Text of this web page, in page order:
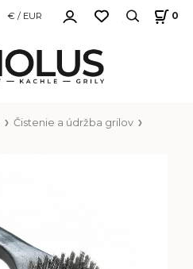
€ / EUR 0
Čistenie a údržba grilov